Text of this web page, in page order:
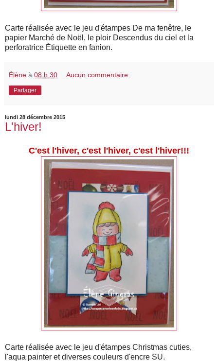
Carte réalisée avec le jeu d'étampes De ma fenêtre, le
papier Marché de Noël, le ploir Descendus du ciel et la
perforatrice Étiquette en fanion.
Élène à 08 h 30 Aucun commentaire:
Partager
lundi 28 décembre 2015
L'hiver!
C'est l'hiver, c'est l'hiver, c'est l'hiver!!!
Carte réalisée avec le jeu d'étampes Christmas cuties,
l'aqua painter et diverses couleurs d'encre SU.